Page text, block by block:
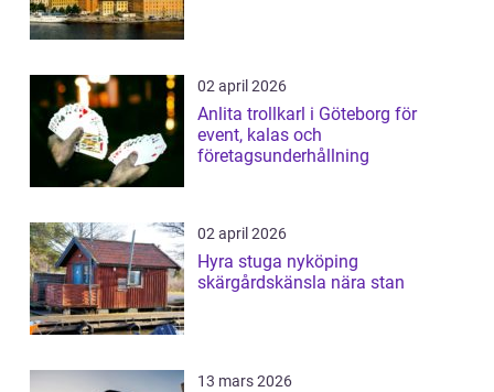
02 april 2026
Anlita trollkarl i Göteborg för
event, kalas och
företagsunderhållning
02 april 2026
Hyra stuga nyköping
skärgårdskänsla nära stan
13 mars 2026